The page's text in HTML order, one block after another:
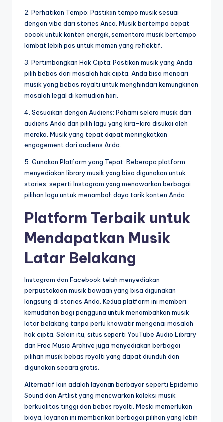
2. Perhatikan Tempo: Pastikan tempo musik sesuai
dengan vibe dari stories Anda. Musik bertempo cepat
cocok untuk konten energik, sementara musik bertempo
lambat lebih pas untuk momen yang reflektif.
3. Pertimbangkan Hak Cipta: Pastikan musik yang Anda
pilih bebas dari masalah hak cipta. Anda bisa mencari
musik yang bebas royalti untuk menghindari kemungkinan
masalah legal di kemudian hari.
4. Sesuaikan dengan Audiens: Pahami selera musik dari
audiens Anda dan pilih lagu yang kira-kira disukai oleh
mereka. Musik yang tepat dapat meningkatkan
engagement dari audiens Anda.
5. Gunakan Platform yang Tepat: Beberapa platform
menyediakan library musik yang bisa digunakan untuk
stories, seperti Instagram yang menawarkan berbagai
pilihan lagu untuk menambah daya tarik konten Anda.
Platform Terbaik untuk
Mendapatkan Musik
Latar Belakang
Instagram dan Facebook telah menyediakan
perpustakaan musik bawaan yang bisa digunakan
langsung di stories Anda. Kedua platform ini memberi
kemudahan bagi pengguna untuk menambahkan musik
latar belakang tanpa perlu khawatir mengenai masalah
hak cipta. Selain itu, situs seperti YouTube Audio Library
dan Free Music Archive juga menyediakan berbagai
pilihan musik bebas royalti yang dapat diunduh dan
digunakan secara gratis.
Alternatif lain adalah layanan berbayar seperti Epidemic
Sound dan Artlist yang menawarkan koleksi musik
berkualitas tinggi dan bebas royalti. Meski memerlukan
biaya, layanan ini memberikan berbagai pilihan yang lebih